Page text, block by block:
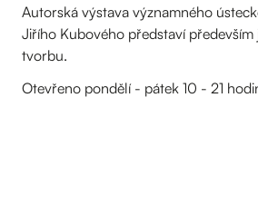
Autorská výstava významného
Jiřího Kubového představí především
tvorbu.
Otevřeno pondělí - pátek 10 - 21